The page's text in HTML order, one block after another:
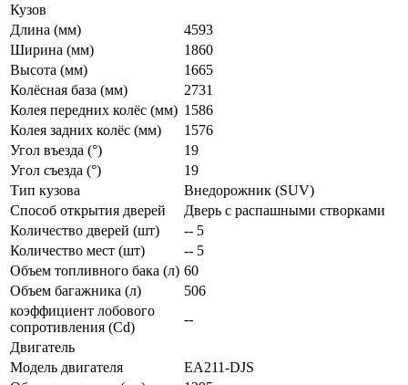
Кузов
Длина (мм)
4593
Ширина (мм)
1860
Высота (мм)
1665
Колёсная база (мм)
2731
Колея передних колёс (мм) 1586
Колея задних колёс (мм)
1576
Угол въезда (°)
19
Угол съезда (°)
19
Тип кузова
Внедорожник (SUV)
Способ открытия дверей
Дверь с распашными створками
Количество дверей (шт)
-- 5
Количество мест (шт)
-- 5
Объем топливного бака (л) 60
Объем багажника (л)
506
коэффициент лобового
сопротивления (Cd)
--
Двигатель
Модель двигателя
EA211-DJS